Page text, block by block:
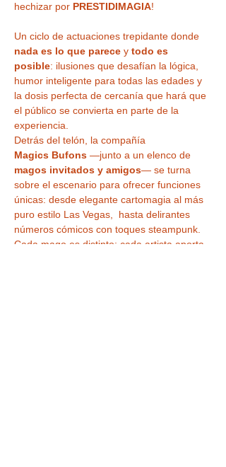
hechizar por PRESTIDIMAGIA!
Un ciclo de actuaciones trepidante donde
nada es lo que parece y todo es
posible: ilusiones que desafían la lógica,
humor inteligente para todas las edades y
la dosis perfecta de cercanía que hará que
el público se convierta en parte de la
experiencia.
Detrás del telón, la compañía
Magics Bufons —junto a un elenco de
magos invitados y amigos— se turna
sobre el escenario para ofrecer funciones
únicas: desde elegante cartomagia al más
puro estilo Las Vegas,  hasta delirantes
números cómicos con toques steampunk.
Cada mago es distinto; cada artista aporta